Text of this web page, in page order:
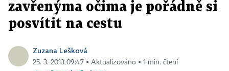
zavřenýma očima je pořádně si
posvítit na cestu
Zuzana Lešková
25. 3. 2013 09:47 ▪ Aktualizováno ▪ 1 min. čtení